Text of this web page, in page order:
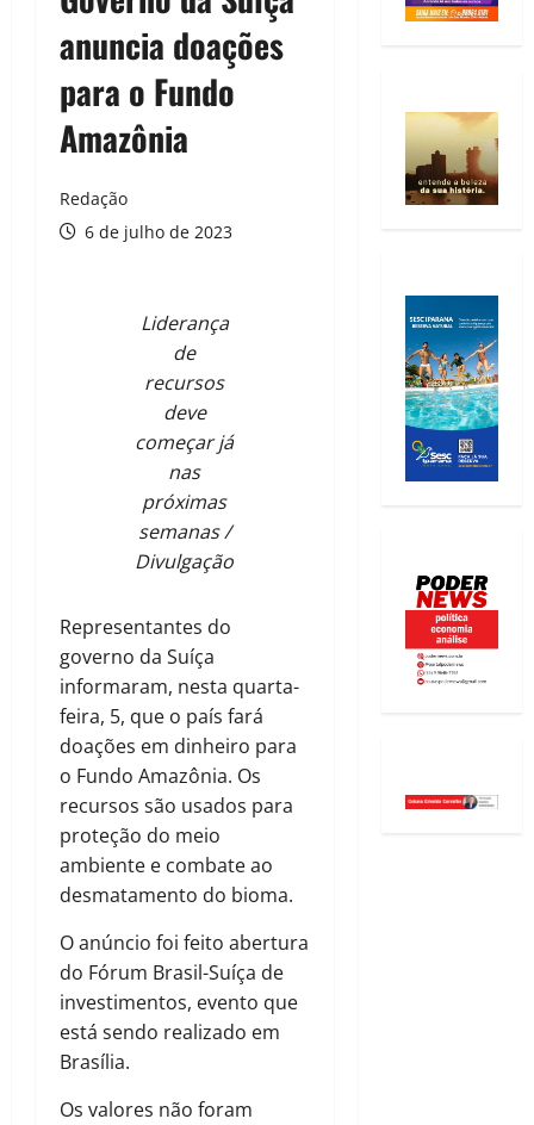
anuncia doações
para o Fundo
Amazônia
Redação
6 de julho de 2023
Liderança
de
recursos
deve
começar já
nas
próximas
semanas /
Divulgação
Representantes do
governo da Suíça
informaram, nesta quarta-
feira, 5, que o país fará
doações em dinheiro para
o Fundo Amazônia. Os
recursos são usados para
proteção do meio
ambiente e combate ao
desmatamento do bioma.
O anúncio foi feito abertura
do Fórum Brasil-Suíça de
investimentos, evento que
está sendo realizado em
Brasília.
Os valores não foram